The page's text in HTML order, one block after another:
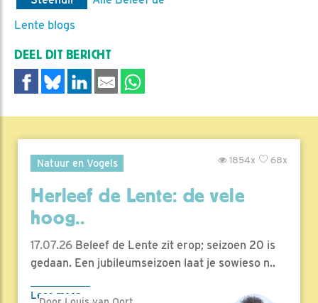
Lente blogs
DEEL DIT BERICHT
Natuur en Vogels 68x
1854x
Herleef de Lente: de vele
hoog..
17.07.26 Beleef de Lente zit erop; seizoen 20 is
gedaan. Een jubileumseizoen laat je sowieso n..
Lees meer